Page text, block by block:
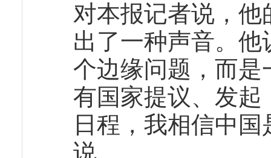
对本报记者说，
出了一种声音。
个边缘问题，而是
有国家提议、发
日程，我相信中
说。